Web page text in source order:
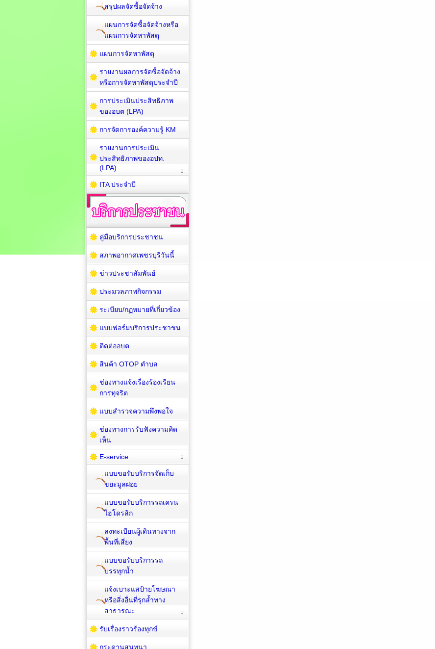
สรุปผลจัดซื้อจัดจ้าง
แผนการจัดซื้อจัดจ้างหรือ
แผนการจัดหาพัสดุ
แผนการจัดหาพัสดุ
รายงานผลการจัดซื้อจัดจ้าง
หรือการจัดหาพัสดุประจำปี
การประเมินประสิทธิภาพ
ของอบต (LPA)
การจัดการองค์ความรู้ KM
รายงานการประเมิน
ประสิทธิภาพของอปท.
(LPA)
ITA ประจำปี
คู่มือบริการประชาชน
สภาพอากาศเพชรบุรีวันนี้
ข่าวประชาสัมพันธ์
ประมวลภาพกิจกรรม
ระเบียบ/กฏหมายที่เกี่ยวข้อง
แบบฟอร์มบริการประชาชน
ติดต่ออบต
สินค้า OTOP ตำบล
ช่องทางแจ้งเรื่องร้องเรียน
การทุจริต
แบบสำรวจความพึงพอใจ
ช่องทางการรับฟังความคิด
เห็น
E-service
แบบขอรับบริการจัดเก็บ
ขยะมูลฝอย
แบบขอรับบริการรถเครน
ไฮโดรลิก
ลงทะเบียนผู้เดินทางจาก
พื้นที่เสี่ยง
แบบขอรับบริการรถ
บรรทุกน้ำ
แจ้งเบาะแสป้ายโฆษณา
หรือสิ่งอื่นที่รุกล้ำทาง
สาธารณะ
รับเรื่องราวร้องทุกข์
กระดานสนทนา